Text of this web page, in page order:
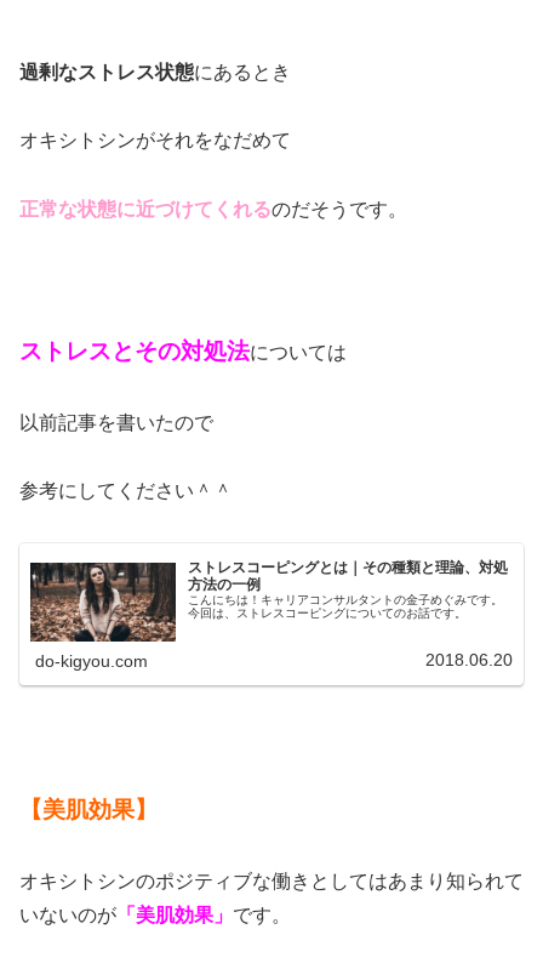
過剰なストレス状態にあるとき
オキシトシンがそれをなだめて
正常な状態に近づけてくれるのだそうです。
ストレスとその対処法については
以前記事を書いたので
参考にしてください＾＾
ストレスコーピングとは｜その種類と理論、対処
方法の一例
こんにちは！キャリアコンサルタントの金子めぐみです。
今回は、ストレスコーピングについてのお話です。
do-kigyou.com 2018.06.20
【美肌効果】
オキシトシンのポジティブな働きとしてはあまり知られて
いないのが 「美肌効果」 です。